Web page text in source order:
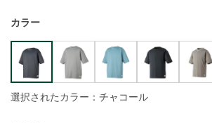
カラー
選択されたカラー：チャコール